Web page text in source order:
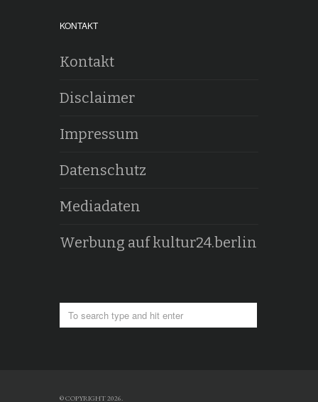
KONTAKT
Kontakt
Disclaimer
Impressum
Datenschutz
Mediadaten
Werbung auf kultur24.berlin
© COPYRIGHT 2026.